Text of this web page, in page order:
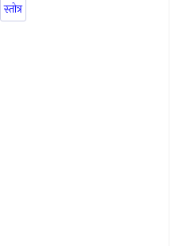
स्तोत्र